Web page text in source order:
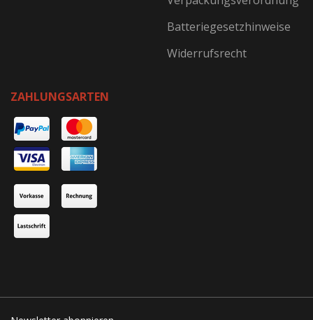
Batteriegesetzhinweise
Widerrufsrecht
ZAHLUNGSARTEN